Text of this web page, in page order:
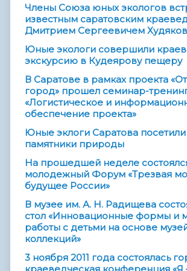
Члены Союза юных экологов
известным саратовским
Дмитрием Сергеевичем
Юные экологи совершили
экскурсию в Кудеярову пещеру
В Саратове в рамках проекта
город» прошел семинар-
«Логистическое и
обеспечение проекта»
Юные эклоги Саратова
памятники природы
На прошедшей неделе
молодежный Форум «Трезвая
будущее России»
В музее им. А. Н. Радищева
стол «Инновационные формы и
работы с детьми на основе
коллекций»
3 ноября 2011 года состоялась
краеведческая конференция